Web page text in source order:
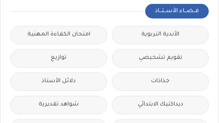
فــضــاء الأســتــاذ
الأندية التربوية امتحان الكفاءة المهنية
تقويم تشخيصي توازيع
جذاذات دلائل الأستاذ
ديداكتيك الابتدائي شواهد تقديرية